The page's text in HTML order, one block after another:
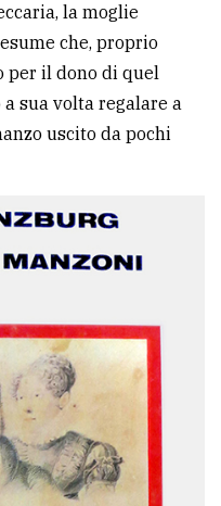
la moglie
che, proprio
per il dono di quel
sua volta regalare a
uscito da pochi